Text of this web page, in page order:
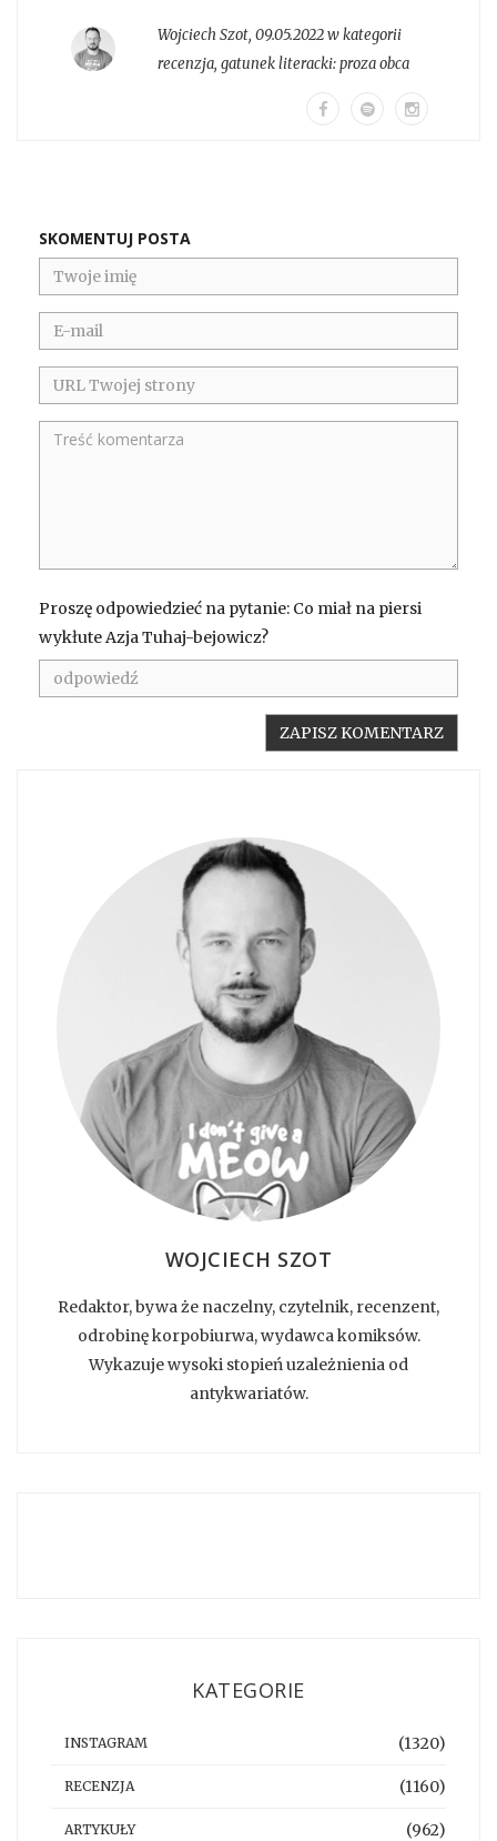
Wojciech Szot, 09.05.2022 w kategorii
recenzja, gatunek literacki:proza obca
SKOMENTUJ POSTA
Proszę odpowiedzieć na pytanie: Co miał na piersi
wykłute Azja Tuhaj-bejowicz?
WOJCIECH SZOT
Redaktor, bywa że naczelny, czytelnik, recenzent,
odrobinę korpobiurwa, wydawca komiksów.
Wykazuje wysoki stopień uzależnienia od
antykwariatów.
KATEGORIE
INSTAGRAM (1320)
RECENZJA (1160)
ARTYKUŁY (962)